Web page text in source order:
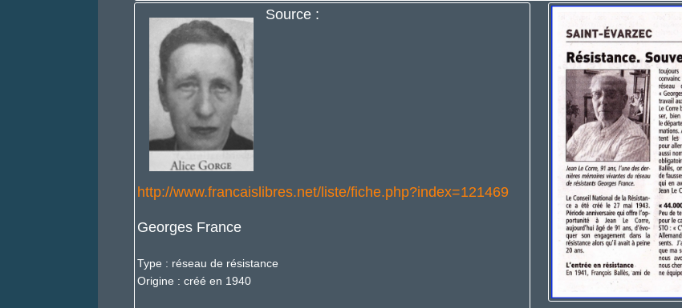
Source :
http://www.francaislibres.net/liste/fiche.php?index=121469
Georges France
Type : réseau de résistance
Origine : créé en 1940